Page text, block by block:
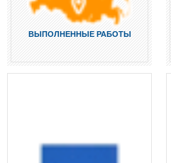
ВЫПОЛНЕННЫЕ РАБОТЫ